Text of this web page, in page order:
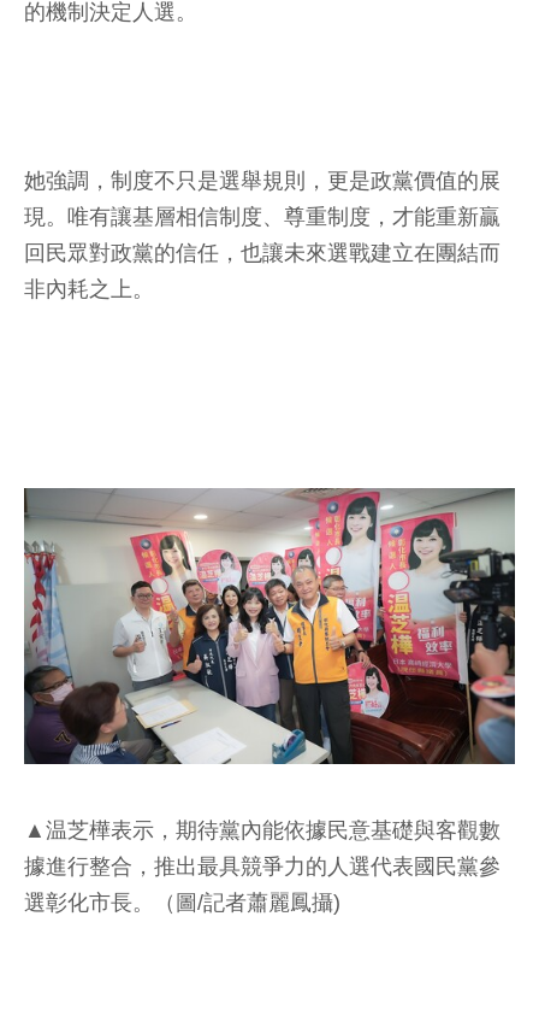
的機制決定人選。
她強調，制度不只是選舉規則，更是政黨價值的展
現。唯有讓基層相信制度、尊重制度，才能重新贏
回民眾對政黨的信任，也讓未來選戰建立在團結而
非內耗之上。
▲温芝樺表示，期待黨內能依據民意基礎與客觀數
據進行整合，推出最具競爭力的人選代表國民黨參
選彰化市長。（圖/記者蕭麗鳳攝)